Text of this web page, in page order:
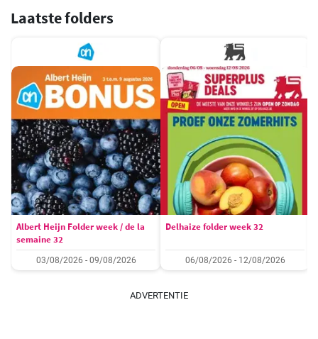
Laatste folders
Albert Heijn Folder week / de la
semaine 32
03/08/2026 - 09/08/2026
Delhaize folder week 32
06/08/2026 - 12/08/2026
ADVERTENTIE